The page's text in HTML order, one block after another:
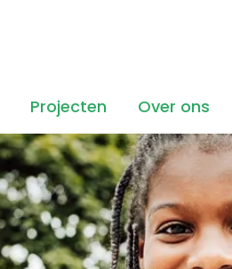
Projecten Over ons